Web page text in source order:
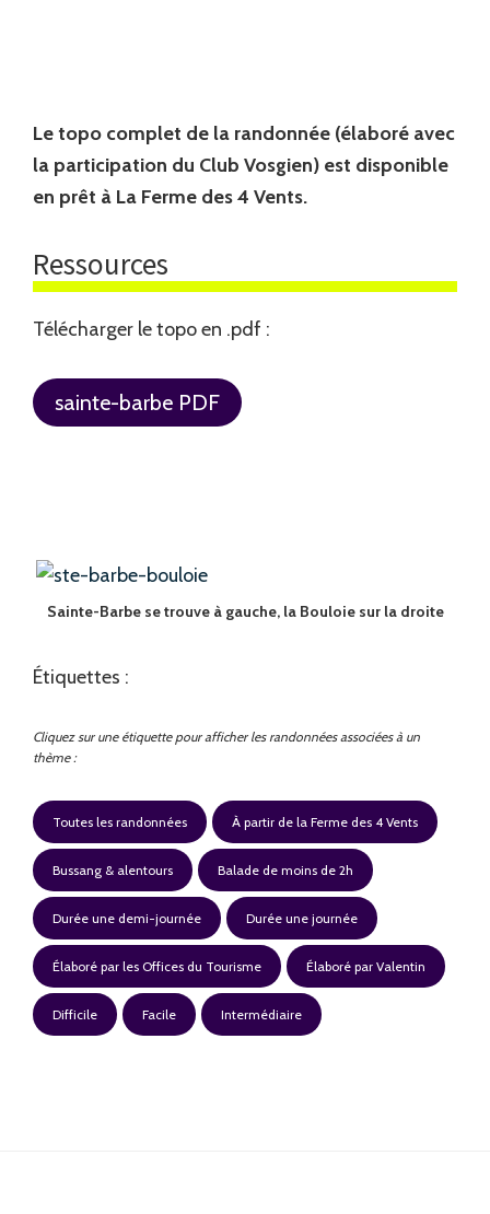
Le topo complet de la randonnée (élaboré avec
la participation du Club Vosgien) est disponible
en prêt à La Ferme des 4 Vents.
Ressources
Télécharger le topo en .pdf :
sainte-barbe PDF
Sainte-Barbe se trouve à gauche, la Bouloie sur la droite
Étiquettes :
Cliquez sur une étiquette pour afficher les randonnées associées à un
thème :
Toutes les randonnées À partir de la Ferme des 4 Vents
Bussang & alentours Balade de moins de 2h
Durée une demi-journée Durée une journée
Élaboré par les Offices du Tourisme Élaboré par Valentin
Difficile Facile Intermédiaire